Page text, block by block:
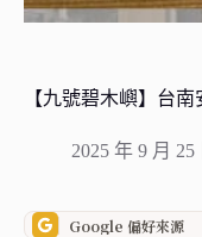
【九號碧木嶼】台
2025 年 9 月 25
Google 偏好來源